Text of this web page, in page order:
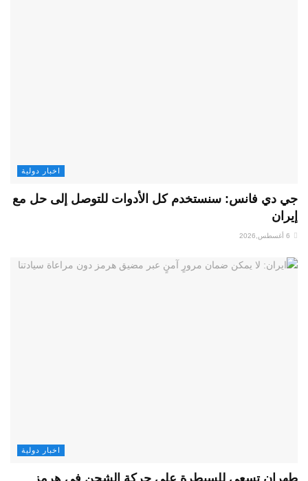
اخبار دولية
جي دي فانس: سنستخدم كل الأدوات للتوصل إلى حل مع
إيران
اخبار دولية
طهران تسعى للسيطرة على حركة الشحن في هرمز